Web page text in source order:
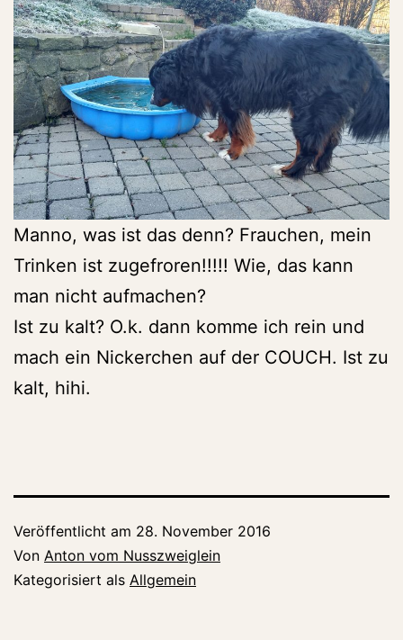
Manno, was ist das denn? Frauchen, mein
Trinken ist zugefroren!!!!! Wie, das kann
man nicht aufmachen?
Ist zu kalt? O.k. dann komme ich rein und
mach ein Nickerchen auf der COUCH. Ist zu
kalt, hihi.
Veröffentlicht am 28. November 2016
Von Anton vom Nusszweiglein
Kategorisiert als Allgemein